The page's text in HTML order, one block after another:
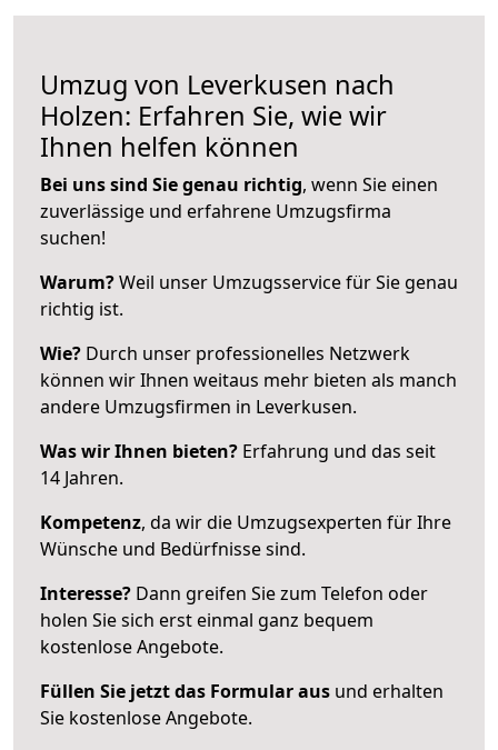
Umzug von Leverkusen nach
Holzen: Erfahren Sie, wie wir
Ihnen helfen können
Bei uns sind Sie genau richtig, wenn Sie einen
zuverlässige und erfahrene Umzugsfirma
suchen!
Warum?Weil unser Umzugsservice für Sie genau
richtig ist.
Wie? Durch unser professionelles Netzwerk
können wir Ihnen weitaus mehr bieten als manch
andere Umzugsfirmen in Leverkusen.
Was wir Ihnen bieten? Erfahrung und das seit
14 Jahren.
Kompetenz, da wir die Umzugsexperten für Ihre
Wünsche und Bedürfnisse sind.
Interesse? Dann greifen Sie zum Telefon oder
holen Sie sich erst einmal ganz bequem
kostenlose Angebote.
Füllen Sie jetzt das Formular aus und erhalten
Sie kostenlose Angebote.